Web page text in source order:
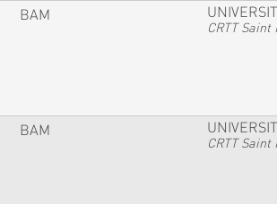
BAM
CRTT
BAM
CRTT